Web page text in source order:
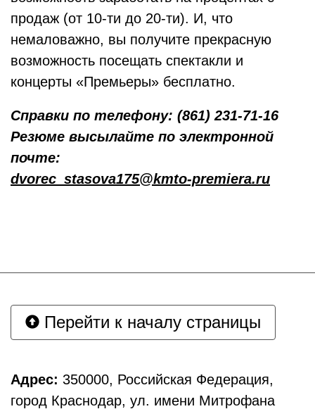
продаж (от 10-ти до 20-ти). И, что
немаловажно, вы получите прекрасную
возможность посещать спектакли и
концерты «Премьеры» бесплатно.
Справки по телефону: (861) 231-71-16
Резюме высылайте по электронной
почте:
dvorec_stasova175@kmto-premiera.ru
Перейти к началу страницы
Адрес: 350000, Российская Федерация,
город Краснодар, ул. имени Митрофана